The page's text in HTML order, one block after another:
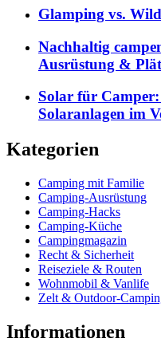
Glamping vs.
Nachhaltig
Ausrüstung &
Solar für
Solaranlagen im
Kategorien
Camping mit Familie
Camping-Ausrüstung
Camping-Hacks
Camping-Küche
Campingmagazin
Recht & Sicherheit
Reiseziele & Routen
Wohnmobil & Vanlife
Zelt & Outdoor-
Informationen